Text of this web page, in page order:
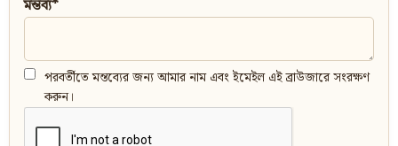
মন্তব্য*
পরবর্তীতে মন্তব্যের জন্য আমার নাম এবং ইমেইল এই ব্রাউজারে সংরক্ষণ
করুন।